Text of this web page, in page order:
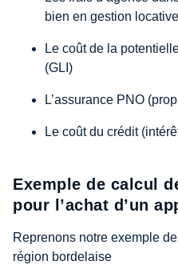
bien en gestion locative
Le coût de la
(GLI)
L’assurance PNO
Le coût du crédit
Exemple de calcul
pour l’achat d’un
Reprenons notre exemple
région bordelaise